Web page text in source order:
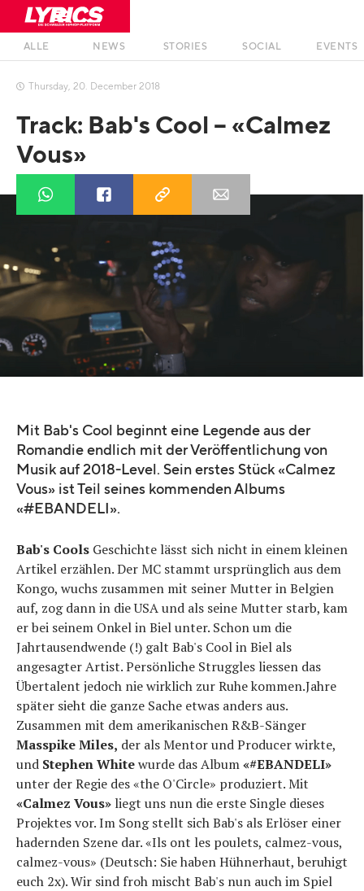
ALLE NEWS STORIES SOCIAL EVENTS
 Thursday, 20. December 2018
Track: Bab's Cool – «Calmez
Vous»
Mit Bab's Cool beginnt eine Legende aus der
Romandie endlich mit der Veröffentlichung von
Musik auf 2018-Level. Sein erstes Stück «Calmez
Vous» ist Teil seines kommenden Albums
«#EBANDELI».
Bab's Cools Geschichte lässt sich nicht in einem kleinen
Artikel erzählen. Der MC stammt ursprünglich aus dem
Kongo, wuchs zusammen mit seiner Mutter in Belgien
auf, zog dann in die USA und als seine Mutter starb, kam
er bei seinem Onkel in Biel unter. Schon um die
Jahrtausendwende (!) galt Bab's Cool in Biel als
angesagter Artist. Persönliche Struggles liessen das
Übertalent jedoch nie wirklich zur Ruhe kommen.Jahre
später sieht die ganze Sache etwas anders aus.
Zusammen mit dem amerikanischen R&B-Sänger
Masspike Miles, der als Mentor und Producer wirkte,
und Stephen Whitewurde das Album«#EBANDELI»
unter der Regie des «the O'Circle» produziert. Mit
«Calmez Vous» liegt uns nun die erste Single dieses
Projektes vor. Im Song stellt sich Bab's als Erlöser einer
hadernden Szene dar. «Ils ont les poulets, calmez-vous,
calmez-vous» (Deutsch: Sie haben Hühnerhaut, beruhigt
euch 2x). Wir sind froh mischt Bab's nun auch im Spiel